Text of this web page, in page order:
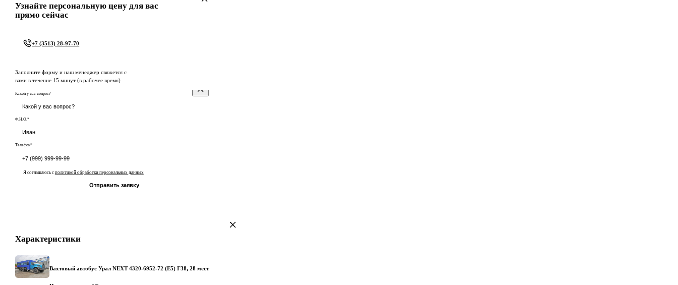
Узнайте персональную цену для вас
прямо сейчас
+7 (3513) 28-97-70
Заполните форму и наш менеджер свяжется с
вами в течение 15 минут (в рабочее время)
Какой у вас вопрос?
Ф.И.О.*
Телефон*
Я соглашаюсь с политикой обработки персональных данных
Отправить заявку
Характеристики
Вахтовый автобус Урал NEXT 4320-6952-72 (Е5) Г38, 28 мест